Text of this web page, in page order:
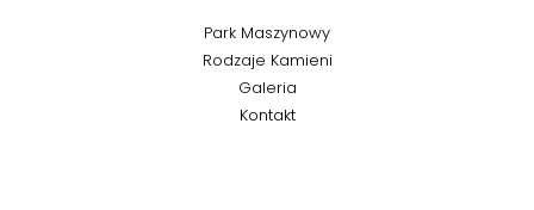
Park Maszynowy
Rodzaje Kamieni
Galeria
Kontakt